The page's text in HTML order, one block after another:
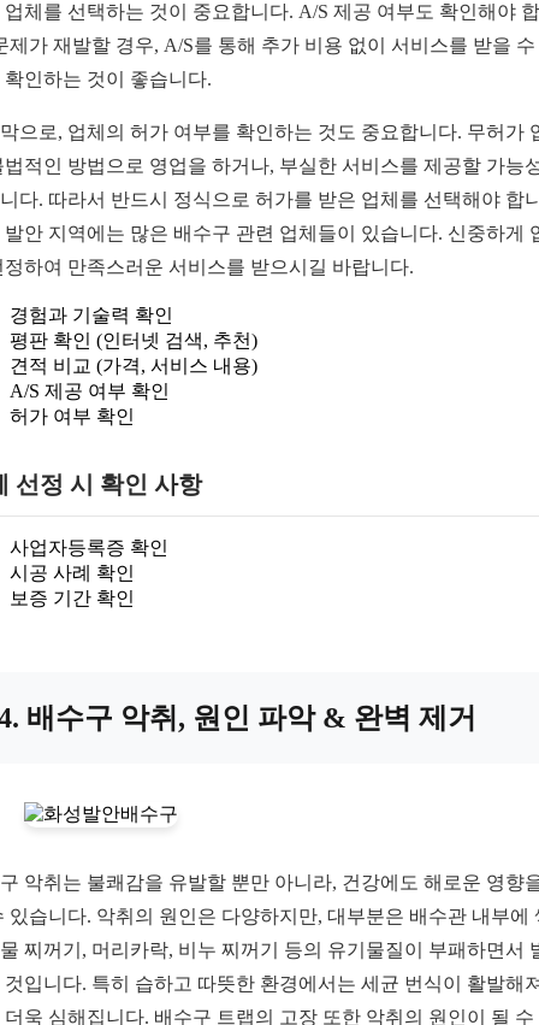
업체를 선택하는 것이 중요합니다. A/S 제공 여부도 확인해야
제가 재발할 경우, A/S를 통해 추가 비용 없이 서비스를 받을 수
확인하는 것이 좋습니다.
으로, 업체의 허가 여부를 확인하는 것도 중요합니다. 무허가
법적인 방법으로 영업을 하거나, 부실한 서비스를 제공할 가능
다. 따라서 반드시 정식으로 허가를 받은 업체를 선택해야 합
발안 지역에는 많은 배수구 관련 업체들이 있습니다. 신중하게
정하여 만족스러운 서비스를 받으시길 바랍니다.
경험과 기술력 확인
평판 확인 (인터넷 검색, 추천)
견적 비교 (가격, 서비스 내용)
A/S 제공 여부 확인
허가 여부 확인
선정 시 확인 사항
사업자등록증 확인
시공 사례 확인
보증 기간 확인
배수구 악취, 원인 파악 & 완벽 제거
악취는 불쾌감을 유발할 뿐만 아니라, 건강에도 해로운 영향
있습니다. 악취의 원인은 다양하지만, 대부분은 배수관 내부에
찌꺼기, 머리카락, 비누 찌꺼기 등의 유기물질이 부패하면서
것입니다. 특히 습하고 따뜻한 환경에서는 세균 번식이 활발해
더욱 심해집니다. 배수구 트랩의 고장 또한 악취의 원인이 될 수